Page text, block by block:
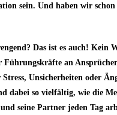
sein. Und haben wir
Das ist es auch! Kein
Führungskräfte an
Unsicherheiten oder
dabei so vielfältig, wie die
seine Partner jeden Tag